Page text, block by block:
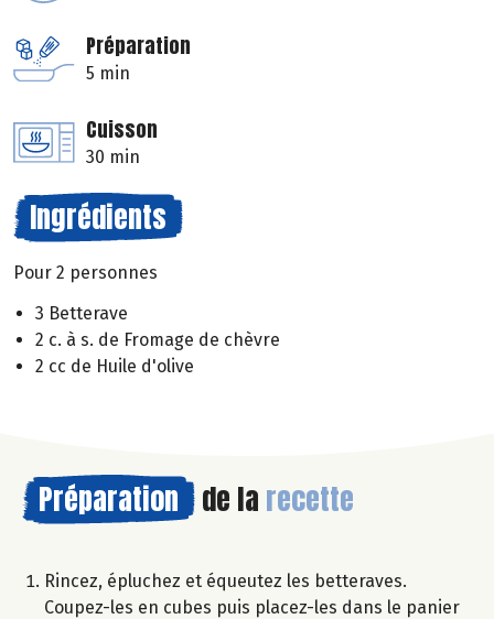
Préparation
5 min
Cuisson
30 min
Ingrédients
Pour 2 personnes
3 Betterave
2 c. à s. de Fromage de chèvre
2 cc de Huile d'olive
Préparation de la recette
Rincez, épluchez et équeutez les betteraves.
Coupez-les en cubes puis placez-les dans le panier